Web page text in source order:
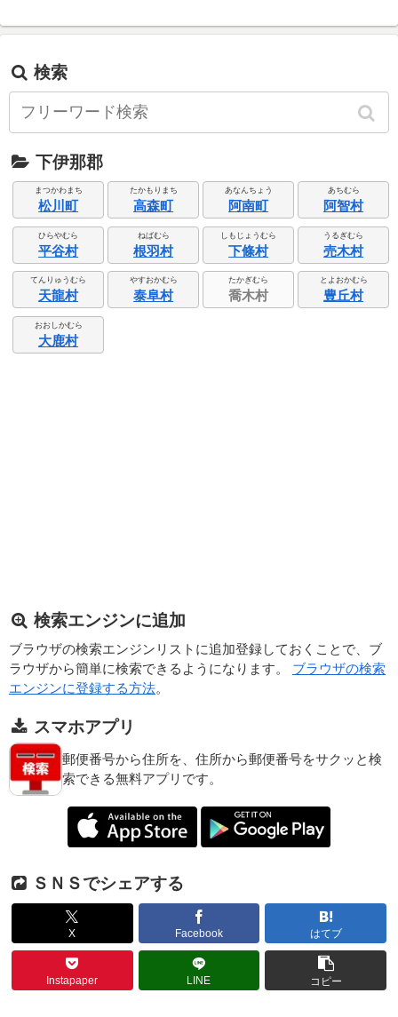
検索
下伊那郡
まつかわまち
松川町
たかもりまち
高森町
あなんちょう
阿南町
あちむら
阿智村
ひらやむら
平谷村
ねばむら
根羽村
しもじょうむら
下條村
うるぎむら
売木村
てんりゅうむら
天龍村
やすおかむら
泰阜村
たかぎむら
喬木村
とよおかむら
豊丘村
おおしかむら
大鹿村
検索エンジンに追加
ブラウザの検索エンジンリストに追加登録しておくことで、ブ
ラウザから簡単に検索できるようになります。 ブラウザの検索
エンジンに登録する方法。
スマホアプリ
郵便番号から住所を、住所から郵便番号をサクッと検
索できる無料アプリです。
ＳＮＳでシェアする
X Facebook はてブ
Instapaper LINE コピー